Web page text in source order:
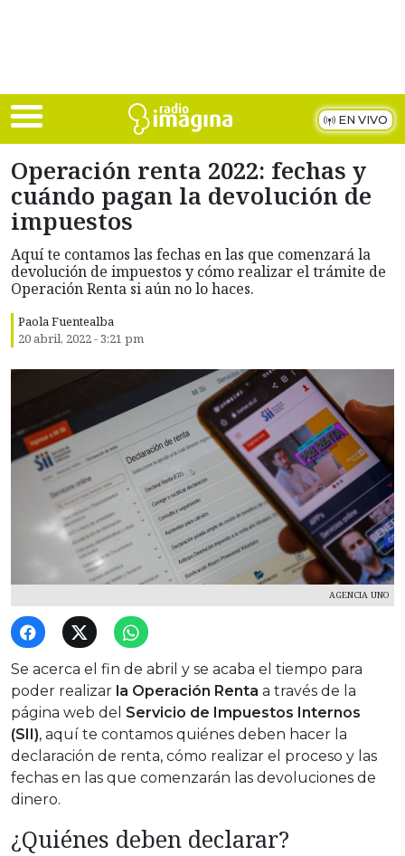
EN VIVO
Operación renta 2022: fechas y
cuándo pagan la devolución de
impuestos
Aquí te contamos las fechas en las que comenzará la
devolución de impuestos y cómo realizar el trámite de
Operación Renta si aún no lo haces.
Paola Fuentealba
20 abril, 2022 - 3:21 pm
AGENCIA UNO
Se acerca el fin de abril y se acaba el tiempo para
poder realizar la Operación Renta a través de la
página web del Servicio de Impuestos Internos
(SII), aquí te contamos quiénes deben hacer la
declaración de renta, cómo realizar el proceso y las
fechas en las que comenzarán las devoluciones de
dinero.
¿Quiénes deben declarar?